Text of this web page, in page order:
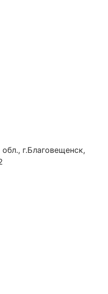
г.Благовещенск,